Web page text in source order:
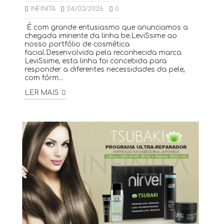
INFINITA 24/03/2026 0
É com grande entusiasmo que anunciamos a
chegada iminente da linha be.LeviSsime ao
nosso portfólio de cosmética
facial.Desenvolvida pela reconhecida marca
LeviSsime, esta linha foi concebida para
responder a diferentes necessidades da pele,
com fórm...
LER MAIS